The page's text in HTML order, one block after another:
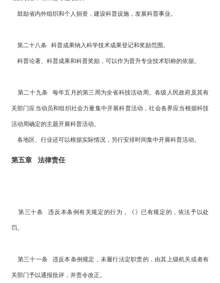
鼓励省内外组织和个人捐资，建设科普设施，发展科普事业。
第二十八条 科普成果纳入科学技术成果登记和奖励范围。
科普论著、科普成果和科普奖励，可以作为晋升专业技术职称的依据。
第二十九条 每年五月的第三周为全省科技活动周。各级人民政府及其有
关部门应当动员和组织社会力量集中开展科普活动，社会各界应当根据科技
活动周确定的主题开展科普活动。
各地区、行业还可以根据实际情况，另行安排时间集中开展科普活动。
第五章 法律责任
第三十条 违反本条例有关规定的行为，《》已有规定的，依法予以处
罚。
第三十一条 违反本条例规定，未履行法定职责的，由其上级机关或者有
关部门予以通报批评，并责令改正。